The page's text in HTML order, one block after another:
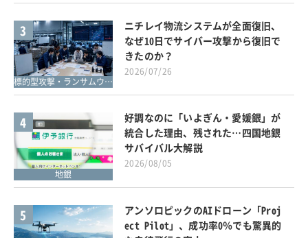
3
標的型攻撃・ランサムウェア対策
ニチレイ物流システムが全面復旧、
なぜ10日でサイバー攻撃から復旧で
きたのか？
2026/07/26
4
地銀
好調なのに「いよぎん・愛媛銀」が
統合した理由、残された…四国地銀
サバイバル大解説
2026/08/05
5
アンソロピックのAIドローン「Proj
ect Pilot」、成功率0％でも驚異的